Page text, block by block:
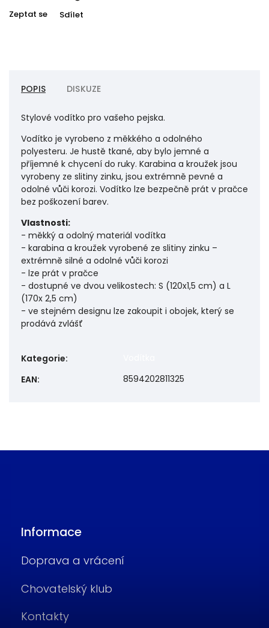
Zeptat se Sdílet
POPIS DISKUZE
Stylové vodítko pro vašeho pejska.
Vodítko je vyrobeno z měkkého a odolného
polyesteru. Je hustě tkané, aby bylo jemné a
příjemné k chycení do ruky. Karabina a kroužek jsou
vyrobeny ze slitiny zinku, jsou extrémně pevné a
odolné vůči korozi. Vodítko lze bezpečně prát v pračce
bez poškození barev.
Vlastnosti:
- měkký a odolný materiál vodítka
- karabina a kroužek vyrobené ze slitiny zinku –
extrémně silné a odolné vůči korozi
- lze prát v pračce
- dostupné ve dvou velikostech: S (120x1,5 cm) a L
(170x 2,5 cm)
- ve stejném designu lze zakoupit i obojek, který se
prodává zvlášť
Kategorie:
EAN: 8594202811325
Informace
Doprava a vrácení
Chovatelský klub
Kontakty